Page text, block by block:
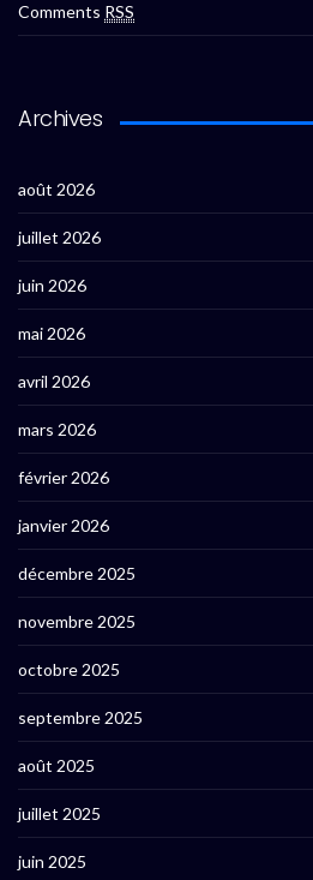
Comments RSS
Archives
août 2026
juillet 2026
juin 2026
mai 2026
avril 2026
mars 2026
février 2026
janvier 2026
décembre 2025
novembre 2025
octobre 2025
septembre 2025
août 2025
juillet 2025
juin 2025